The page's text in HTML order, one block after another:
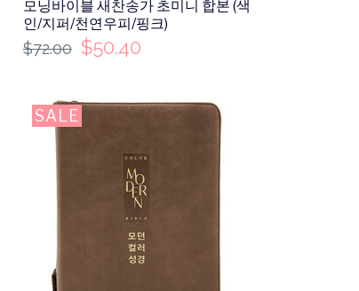
모닝바이블 새찬송가 초미니 합본 (색
인/지퍼/천연우피/핑크)
$72.00 $50.40
SALE